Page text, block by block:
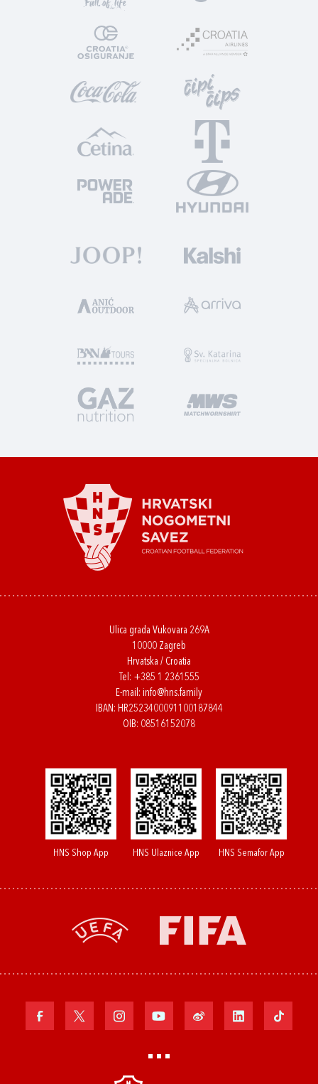
Ulica grada Vukovara 269A
10000 Zagreb
Hrvatska / Croatia
Tel: +385 1 2361555
E-mail: info@hns.family
IBAN: HR2523400091100187844
OIB: 08516152078
HNS Shop App HNS Ulaznice App HNS Semafor App